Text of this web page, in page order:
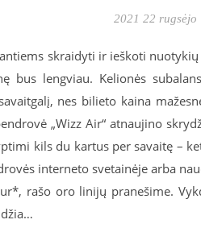
2021 22 rugsėjo
skraidyti ir ieškoti
bus lengviau. Kelionės
nes bilieto kaina
„Wizz Air“ atnaujino
kils du kartus per savaitę –
interneto svetainėje arba
rašo oro linijų pranešime.